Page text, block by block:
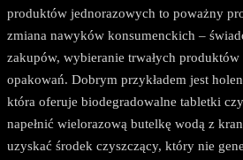
produktów jednorazowych to poważny
zmiana nawyków konsumenckich –
zakupów, wybieranie trwałych
opakowań. Dobrym przykładem jest
która oferuje biodegradowalne tabletki
napełnić wielorazową butelkę wodą z
uzyskać środek czyszczący, który nie